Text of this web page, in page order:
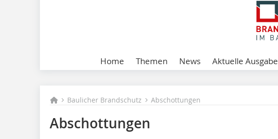
Home Themen News Aktuelle Ausgabe
Baulicher Brandschutz Abschottungen
Abschottungen